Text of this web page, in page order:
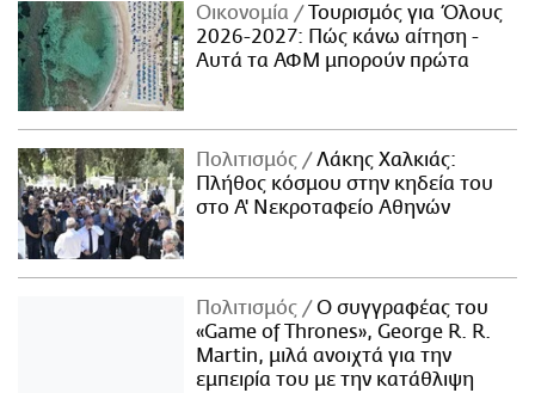
Οικονομία
Τουρισμός για Όλους
2026-2027: Πώς κάνω αίτηση -
Αυτά τα ΑΦΜ μπορούν πρώτα
Πολιτισμός
Λάκης Χαλκιάς:
Πλήθος κόσμου στην κηδεία του
στο Α' Νεκροταφείο Αθηνών
Πολιτισμός
Ο συγγραφέας του
«Game of Thrones», George R. R.
Martin, μιλά ανοιχτά για την
εμπειρία του με την κατάθλιψη